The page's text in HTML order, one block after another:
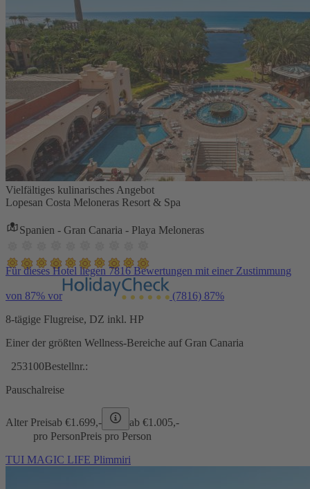
Vielfältiges kulinarisches Angebot
Lopesan Costa Meloneras Resort & Spa
Spanien - Gran Canaria - Playa Meloneras
Für dieses Hotel liegen 7816 Bewertungen mit einer Zustimmung
von 87% vor (7816) 87%
8-tägige Flugreise, DZ inkl. HP
Einer der größten Wellness-Bereiche auf Gran Canaria
253100Bestellnr.:
Pauschalreise
Alter Preisab €1.699,- ab €1.005,-
pro PersonPreis pro Person
TUI MAGIC LIFE Plimmiri